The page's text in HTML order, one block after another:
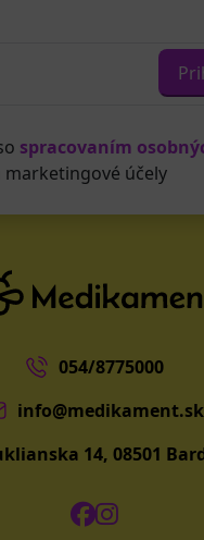
spracovaním
marketingové účely
054/8775000
info@medikament.sk
14, 08501